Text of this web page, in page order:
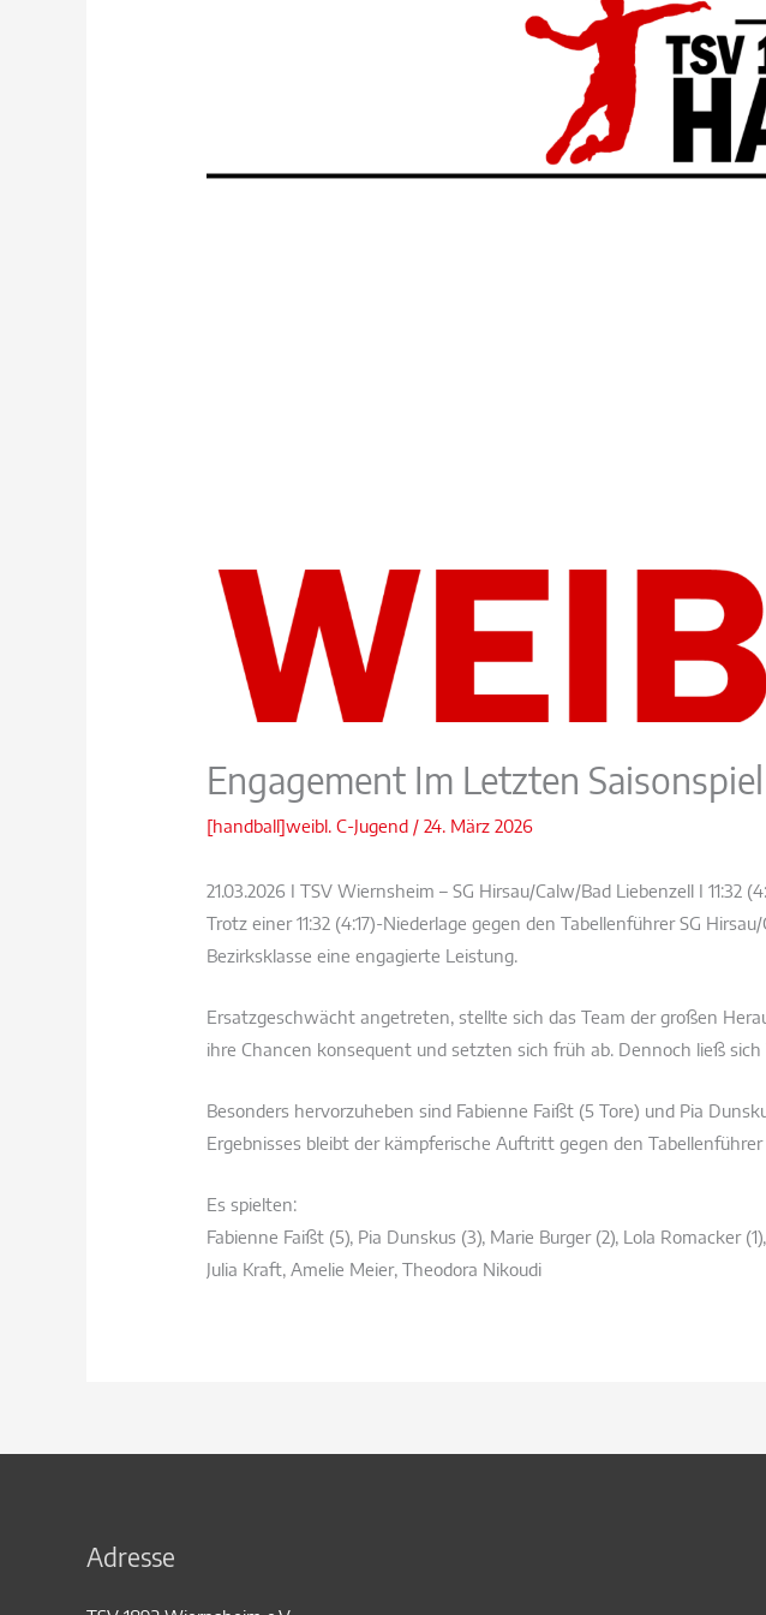
Engagement Im Letzten
[handball]weibl. C-Jugend /24. März 2026
21.03.2026 I TSV Wiernsheim – SG Hirsau/Calw/Bad Liebenzell I 11:32
Trotz einer 11:32 (4:17)-Niederlage gegen den Tabellenführer SG
Bezirksklasse eine engagierte Leistung.
Ersatzgeschwächt angetreten, stellte sich das Team der großen
ihre Chancen konsequent und setzten sich früh ab. Dennoch ließ
Besonders hervorzuheben sind Fabienne Faißt (5 Tore) und Pia
Ergebnisses bleibt der kämpferische Auftritt gegen den
Es spielten:
Fabienne Faißt (5), Pia Dunskus (3), Marie Burger (2), Lola Romacker
Julia Kraft, Amelie Meier, Theodora Nikoudi
Adresse